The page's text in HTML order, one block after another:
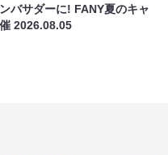
バサダーに! FANY夏のキャ
催2026.08.05